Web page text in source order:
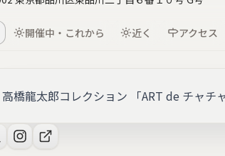
開催中・これから 近く アクセス
高橋龍太郎コレクション 「ART de チャチ